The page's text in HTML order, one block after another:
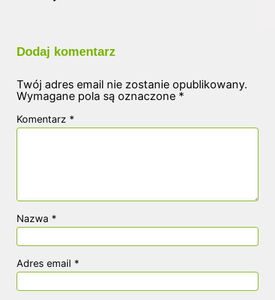
Dodaj komentarz
Twój adres email nie zostanie opublikowany.
Wymagane pola są oznaczone *
Komentarz *
Nazwa *
Adres email *